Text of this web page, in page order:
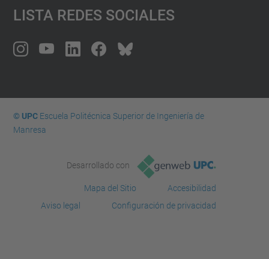
Lista Redes Sociales
© UPCEscuela Politécnica Superior de Ingeniería de
Manresa
Desarrollado con
Mapa del Sitio
Accesibilidad
Aviso legal
Configuración de privacidad